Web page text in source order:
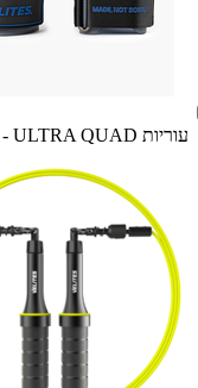
עוריות ULTRA QUAD - אפור/כחול